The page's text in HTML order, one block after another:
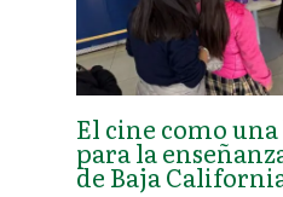
El cine como
para la
de Baja